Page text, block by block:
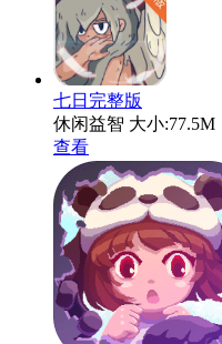
七日完整版
休闲益智 大小:77.5M
查看